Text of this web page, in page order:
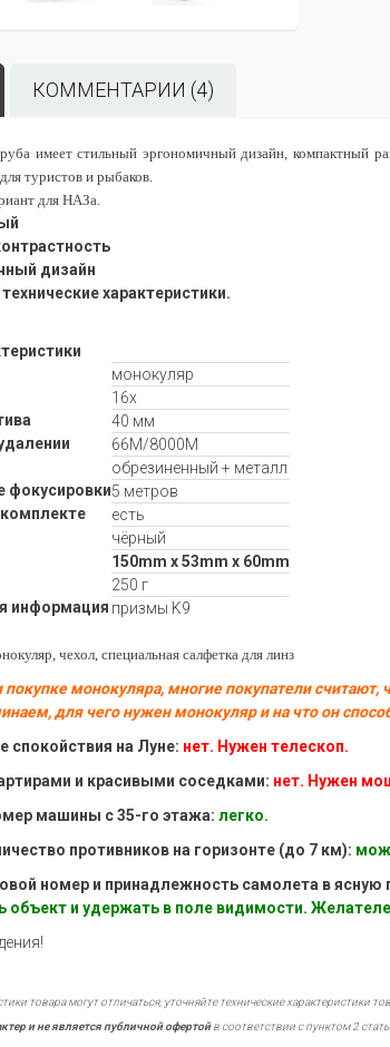
КОММЕНТАРИИ (4)
имеет стильный эргономичный дизайн, компактный
туристов и рыбаков.
для НАЗа.
дизайн
характеристики.
монокуляр
16x
40 мм
66M/8000M
обрезиненный + металл
фокусировки5 метров
есть
чёрный
150mm x 53mm x 60mm
250 г
информация призмы K9
чехол, специальная салфетка для линз
покупке монокуляра, многие покупатели
для чего нужен монокуляр и на что он
спокойствия на Луне: нет. Нужен телескоп.
и красивыми соседками: нет. Нужен
машины с 35-го этажа: легко.
противников на горизонте (до 7 км):
номер и принадлежность самолета в ясную
объект и удержать в поле видимости.
товара могут отличаться, уточняйте технические характеристики
и не является публичной офертойв соответствии с пунктом 2